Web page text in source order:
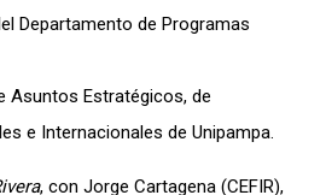
Departamento de Programas
Asuntos Estratégicos, de
e Internacionales de Unipampa.
, con Jorge Cartagena (CEFIR),